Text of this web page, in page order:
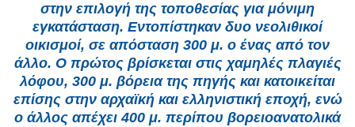
στην επιλογή της τοποθεσίας για μόνιμη
εγκατάσταση. Εντοπίστηκαν δυο νεολιθικοί
οικισμοί, σε απόσταση 300 μ. ο ένας από τον
άλλο. Ο πρώτος βρίσκεται στις χαμηλές πλαγιές
λόφου, 300 μ. βόρεια της πηγής και κατοικείται
επίσης στην αρχαϊκή και ελληνιστική εποχή, ενώ
ο άλλος απέχει 400 μ. περίπου βορειοανατολικά